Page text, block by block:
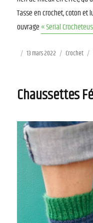
Tasse en crochet, coton et
ouvrage « Serial
Publié
13 mars 2022 Catégories
Crochet
Chaussettes